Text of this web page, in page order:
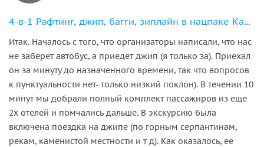
4-в-1 Рафтинг, джип, багги, зиплайн в нацпаке Каньон Кепрюлю
Итак. Началось с того, что организаторы написали, что нас
не заберет автобус, а приедет джип (я только за). Приехал
он за минуту до назначенного времени, так что вопросов
к пунктуальности нет- только низкий поклон). В течении 10
минут мы добрали полный комплект пассажиров из еще
2х отелей и помчались дальше. В экскурсию была
включена поездка на джипе (по горным серпантинам,
рекам, каменистой местности и т д). Как оказалось, ее